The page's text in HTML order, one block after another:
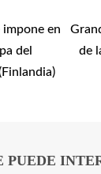
impone en
del
de
PUEDE